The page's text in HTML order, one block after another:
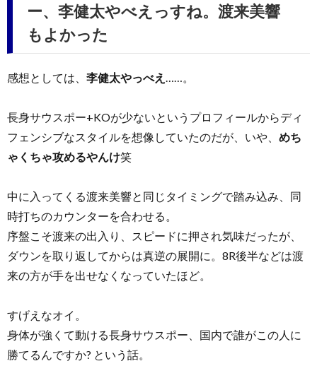
ー、李健太やべえっすね。渡来美響
もよかった
感想としては、 李健太やっべえ
長身サウスポー+KOが少ないというプロフィールからディ
フェンシブなスタイルを想像していたのだが、いや、 めち
ゃくちゃ攻めるやんけ笑
中に入ってくる渡来美響と同じタイミングで踏み込み、同
時打ちのカウンターを合わせる。
序盤こそ渡来の出入り、スピードに押され気味だったが、
ダウンを取り返してからは真逆の展開に。8R後半などは渡
来の方が手を出せなくなっていたほど。
すげえなオイ。
身体が強くて動ける長身サウスポー、国内で誰がこの人に
勝てるんですか? という話。